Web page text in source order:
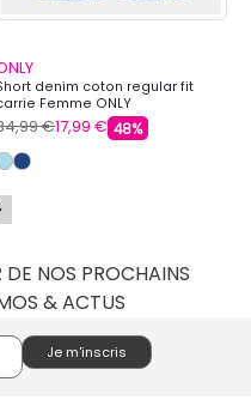
denim coton regular fit
Femme ONLY
€17,99 € 48%
NOS PROCHAINS
& ACTUS